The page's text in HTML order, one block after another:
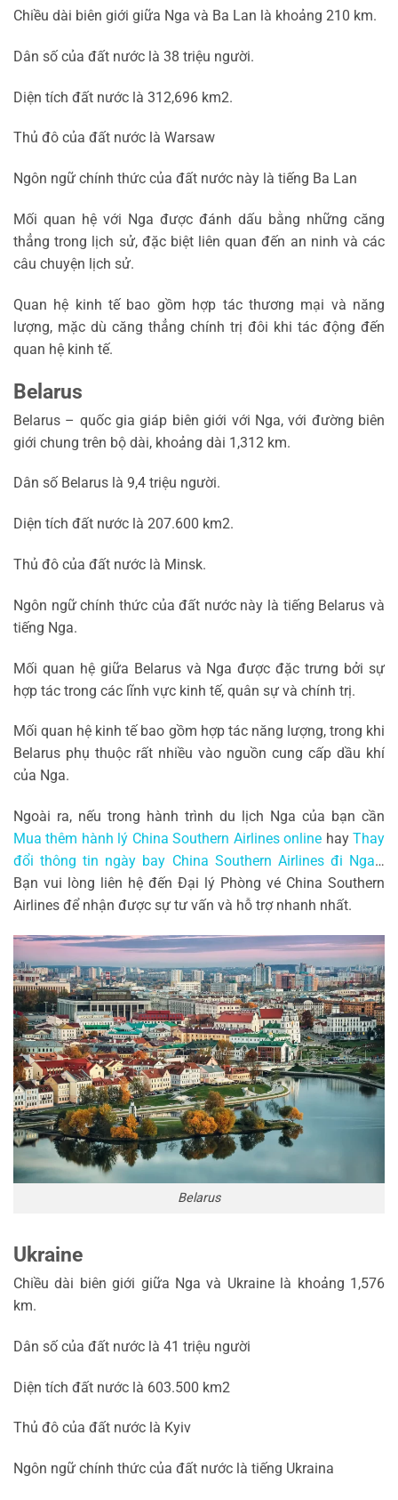
Chiều dài biên giới giữa Nga và Ba Lan là khoảng 210 km.
Dân số của đất nước là 38 triệu người.
Diện tích đất nước là 312,696 km2.
Thủ đô của đất nước là Warsaw
Ngôn ngữ chính thức của đất nước này là tiếng Ba Lan
Mối quan hệ với Nga được đánh dấu bằng những căng
thẳng trong lịch sử, đặc biệt liên quan đến an ninh và các
câu chuyện lịch sử.
Quan hệ kinh tế bao gồm hợp tác thương mại và năng
lượng, mặc dù căng thẳng chính trị đôi khi tác động đến
quan hệ kinh tế.
Belarus
Belarus – quốc gia giáp biên giới với Nga, với đường biên
giới chung trên bộ dài, khoảng dài 1,312 km.
Dân số Belarus là 9,4 triệu người.
Diện tích đất nước là 207.600 km2.
Thủ đô của đất nước là Minsk.
Ngôn ngữ chính thức của đất nước này là tiếng Belarus và
tiếng Nga.
Mối quan hệ giữa Belarus và Nga được đặc trưng bởi sự
hợp tác trong các lĩnh vực kinh tế, quân sự và chính trị.
Mối quan hệ kinh tế bao gồm hợp tác năng lượng, trong khi
Belarus phụ thuộc rất nhiều vào nguồn cung cấp dầu khí
của Nga.
Ngoài ra, nếu trong hành trình du lịch Nga của bạn cần
Mua thêm hành lý China Southern Airlines online hayThay
đổi thông tin ngày bay China Southern Airlines đi Nga…
Bạn vui lòng liên hệ đến Đại lý Phòng vé China Southern
Airlines để nhận được sự tư vấn và hỗ trợ nhanh nhất.
Belarus
Ukraine
Chiều dài biên giới giữa Nga và Ukraine là khoảng 1,576
km.
Dân số của đất nước là 41 triệu người
Diện tích đất nước là 603.500 km2
Thủ đô của đất nước là Kyiv
Ngôn ngữ chính thức của đất nước là tiếng Ukraina